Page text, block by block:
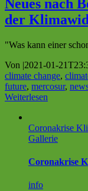
Neues nach
der
"Was kann einer
Von |2021-01-
climate change,
future, mercosur,
Weiterlesen
Coronakrise
Gallerie
Coronakrise
info